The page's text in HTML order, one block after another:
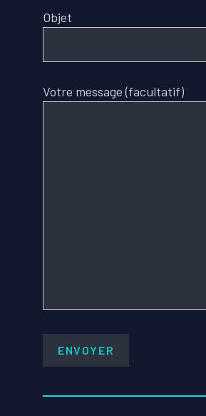
Objet
Votre message (facultatif)